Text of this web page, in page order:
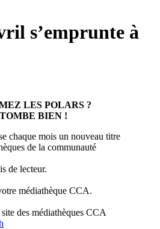
s’emprunte à
LES POLARS ?
BIEN !
chaque mois un nouveau titre
de la communauté
de lecteur.
médiathèque CCA.
des médiathèques CCA